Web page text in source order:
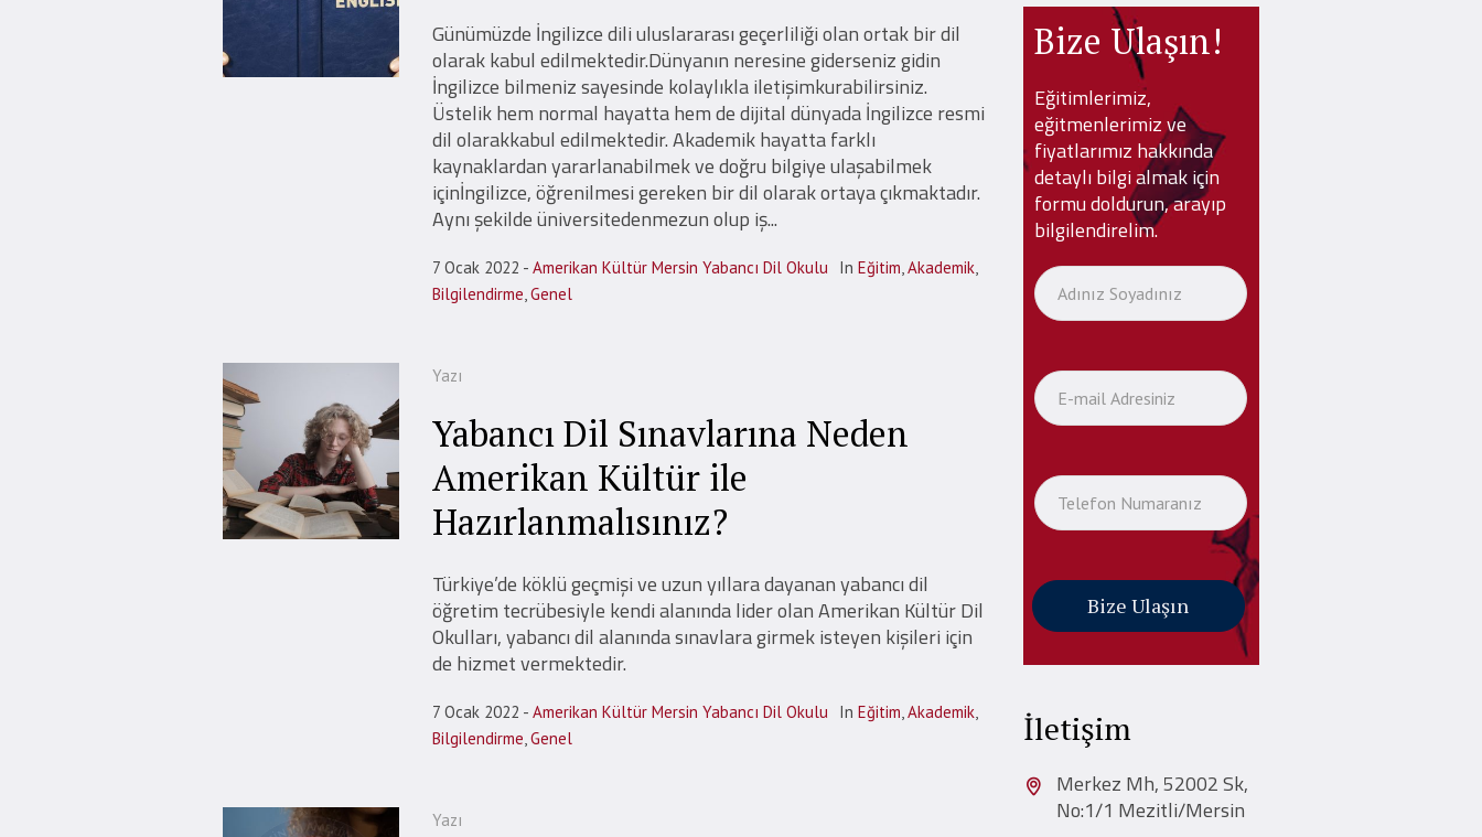
Günümüzde İngilizce dili uluslararası geçerliliği olan ortak bir dil
olarak kabul edilmektedir.Dünyanın neresine giderseniz gidin
İngilizce bilmeniz sayesinde kolaylıkla iletişimkurabilirsiniz.
Üstelik hem normal hayatta hem de dijital dünyada İngilizce resmi
dil olarakkabul edilmektedir. Akademik hayatta farklı
kaynaklardan yararlanabilmek ve doğru bilgiye ulaşabilmek
içinİngilizce, öğrenilmesi gereken bir dil olarak ortaya çıkmaktadır.
Aynı şekilde üniversitedenmezun olup iş...
7 Ocak 2022 Amerikan Kültür Mersin Yabancı Dil Okulu In Eğitim,Akademik,
Bilgilendirme,Genel
Yazı
Yabancı Dil Sınavlarına Neden
Amerikan Kültür ile
Hazırlanmalısınız?
Türkiye’de köklü geçmişi ve uzun yıllara dayanan yabancı dil
öğretim tecrübesiyle kendi alanında lider olan Amerikan Kültür Dil
Okulları, yabancı dil alanında sınavlara girmek isteyen kişileri için
de hizmet vermektedir.
7 Ocak 2022 Amerikan Kültür Mersin Yabancı Dil Okulu In Eğitim,Akademik,
Bilgilendirme,Genel
Yazı
Bize Ulaşın!
Eğitimlerimiz,
eğitmenlerimiz ve
fiyatlarımız hakkında
detaylı bilgi almak için
formu doldurun, arayıp
bilgilendirelim.
İletişim
Merkez Mh, 52002 Sk,
No:1/1 Mezitli/Mersin